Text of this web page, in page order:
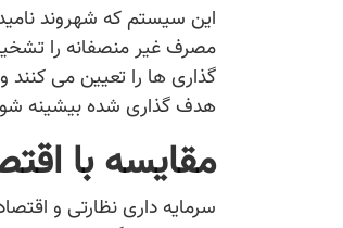
این سیستم که شهروند
مصرف غیر منصفانه را
گذاری ها را تعیین می کنند
هدف گذاری شده بیشینه
مقایسه با
سرمایه داری نظارتی و